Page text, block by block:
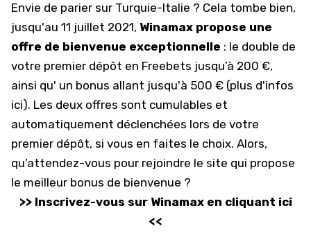
Envie de parier sur Turquie-Italie ? Cela tombe bien,
jusqu'au 11 juillet 2021, Winamax propose une
offre de bienvenue exceptionnelle : le double de
votre premier dépôt en Freebets jusqu’à 200 €,
ainsi qu' un bonus allant jusqu'à 500 € (plus d'infos
ici). Les deux offres sont cumulables et
automatiquement déclenchées lors de votre
premier dépôt, si vous en faites le choix. Alors,
qu’attendez-vous pour rejoindre le site qui propose
le meilleur bonus de bienvenue ?
>> Inscrivez-vous sur Winamax en cliquant ici
<<